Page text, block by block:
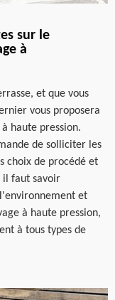
sur le
à
et que vous
vous proposera
haute pression.
de solliciter les
choix de procédé et
il faut savoir
et
à haute pression,
à tous types de